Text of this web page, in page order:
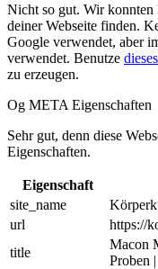
Nicht so gut. Wir
deiner Webseite finden.
Google verwendet, aber
verwendet. Benutze
zu erzeugen.
Og META Eigenschaften
Sehr gut, denn diese
Eigenschaften.
Eigenschaft
site_name
url
https://
title
Macon
Proben |